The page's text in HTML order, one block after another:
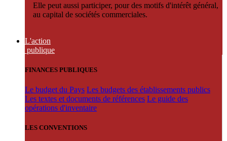
Elle peut aussi participer, pour des motifs d'intérêt général,
au capital de sociétés commerciales.
L'action
publique
FINANCES PUBLIQUES
Le budget du Pays Les budgets des établissements publics
Les textes et documents de références Le guide des
opérations d'inventaire
LES CONVENTIONS